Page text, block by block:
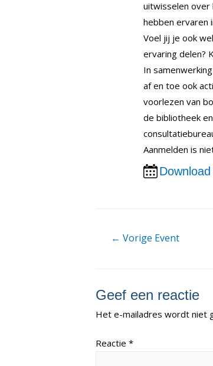
uitwisselen over
hebben ervaren
Voel jij je ook
ervaring delen?
In
af en toe ook
voorlezen van
de bibliotheek
Aanmelden is
Berichtnavigatie
← Vorige Event
Geef een reactie
Het e-mailadres wordt niet
Reactie *